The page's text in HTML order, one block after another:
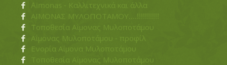
Aimonas - Καλλιτεχνικά και άλλα
ΑΪΜΟΝΑΣ ΜΥΛΟΠΟΤΑΜΟΥ....!!!!!!!!!!!
Τοποθεσία Αΐμονας Μυλοποτάμου
Αΐμονας Μυλοποτάμου - προφίλ
Ενορία Αΐμονα Μυλοποτάμου
Τοποθεσία Αΐμονας Μυλοποτάμου